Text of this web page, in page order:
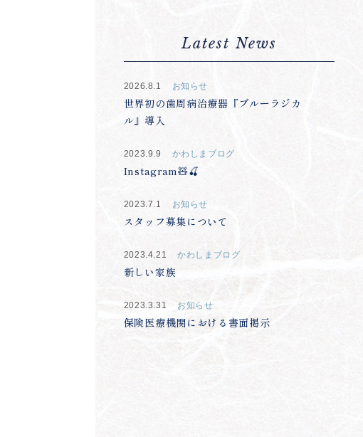
Latest News
2026.8.1 お知らせ
世界初の歯周病治療器『ブルーラジカ
ル』導入
2023.9.9 かわしまブログ
Instagram🧸🍒
2023.7.1 お知らせ
スタッフ募集について
2023.4.21 かわしまブログ
新しい家族
2023.3.31 お知らせ
保険医療機関における書面掲示